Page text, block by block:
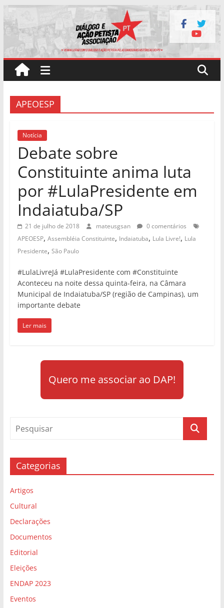
Pular
para
conteúdo
APEOESP
Notícia
Debate sobre
Constituinte anima luta
por #LulaPresidente em
Indaiatuba/SP
21 de julho de 2018 mateusgsan
0 comentários
APEOESP, Assembléia Constituinte, Indaiatuba, Lula Livre!, Lula
Presidente, São Paulo
#LulaLivreJá #LulaPresidente com #Constituinte
Aconteceu na noite dessa quinta-feira, na Câmara
Municipal de Indaiatuba/SP (região de Campinas), um
importante debate
Ler mais
Quero me associar ao DAP!
Categorias
Artigos
Cultural
Declarações
Documentos
Editorial
Eleições
ENDAP 2023
Eventos